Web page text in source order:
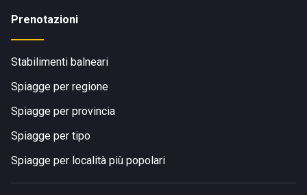
Prenotazioni
Stabilimenti balneari
Spiagge per regione
Spiagge per provincia
Spiagge per tipo
Spiagge per località più popolari